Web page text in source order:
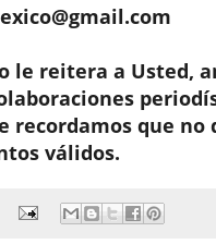
le reitera a Usted,
recordamos que
válidos.